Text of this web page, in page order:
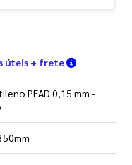
úteis + frete Verifique
PEAD 0,15 mm -